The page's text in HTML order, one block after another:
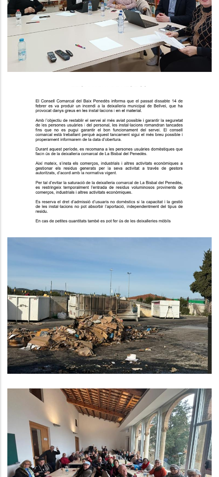
Del Baix Penedès
Altres
Restriccions Provisionals En El
Lliurament De Residus A La
Medi
Incendi A La Deixalleria Comarcal
Del Baix Penedès A Bellvei
Medi
Olimpíades Per A La Gent Gran Del
Baix Penedès
S. socials